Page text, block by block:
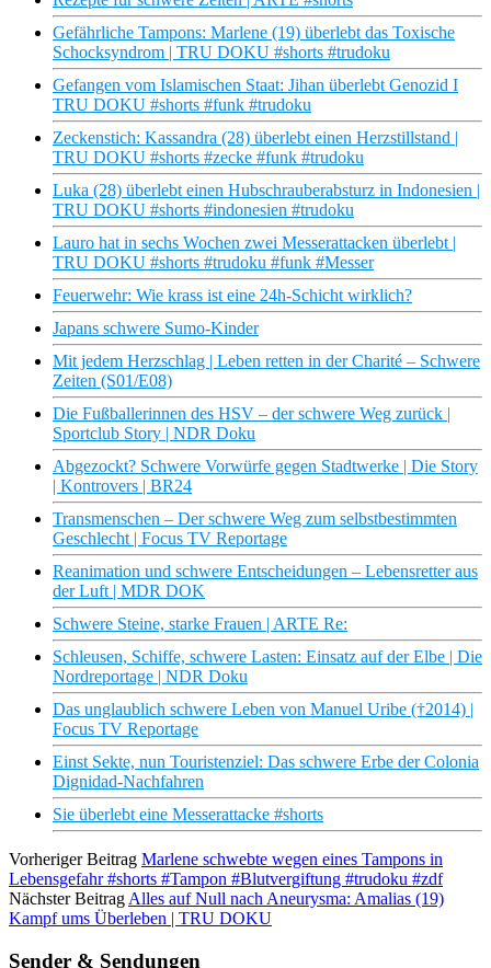
Gefährliche Tampons: Marlene (19) überlebt das Toxische
Schocksyndrom | TRU DOKU #shorts #trudoku
Gefangen vom Islamischen Staat: Jihan überlebt Genozid I
TRU DOKU #shorts #funk #trudoku
Zeckenstich: Kassandra (28) überlebt einen Herzstillstand |
TRU DOKU #shorts #zecke #funk #trudoku
Luka (28) überlebt einen Hubschrauberabsturz in Indonesien |
TRU DOKU #shorts #indonesien #trudoku
Lauro hat in sechs Wochen zwei Messerattacken überlebt |
TRU DOKU #shorts #trudoku #funk #Messer
Feuerwehr: Wie krass ist eine 24h-Schicht wirklich?
Japans schwere Sumo-Kinder
Mit jedem Herzschlag | Leben retten in der Charité – Schwere
Zeiten (S01/E08)
Die Fußballerinnen des HSV – der schwere Weg zurück |
Sportclub Story | NDR Doku
Abgezockt? Schwere Vorwürfe gegen Stadtwerke | Die Story
| Kontrovers | BR24
Transmenschen – Der schwere Weg zum selbstbestimmten
Geschlecht | Focus TV Reportage
Reanimation und schwere Entscheidungen – Lebensretter aus
der Luft | MDR DOK
Schwere Steine, starke Frauen | ARTE Re:
Schleusen, Schiffe, schwere Lasten: Einsatz auf der Elbe | Die
Nordreportage | NDR Doku
Das unglaublich schwere Leben von Manuel Uribe (†2014) |
Focus TV Reportage
Einst Sekte, nun Touristenziel: Das schwere Erbe der Colonia
Dignidad-Nachfahren
Sie überlebt eine Messerattacke #shorts
Vorheriger Beitrag Marlene schwebte wegen eines Tampons in
Lebensgefahr #shorts #Tampon #Blutvergiftung #trudoku #zdf
Nächster Beitrag Alles auf Null nach Aneurysma: Amalias (19)
Kampf ums Überleben | TRU DOKU
Sender & Sendungen